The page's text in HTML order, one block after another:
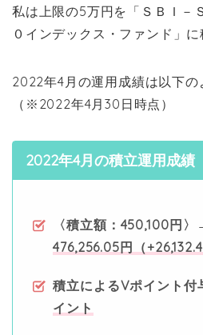
私は上限の5万円を「ＳＢＩ－
０インデックス・ファンド」に
2022年4月の運用成績は以下の
（※2022年4月30日時点）
2022年4月の積立運用成績
〈積立額：450,100円
476,256.05円（
積立によるVポイント付
イント